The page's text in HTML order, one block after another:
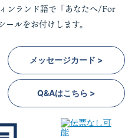
ンランド語で「あなたへ/For
ルをお付けします。
メッセージカード >
Q&Aはこちら >